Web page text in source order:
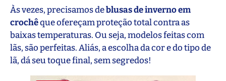
Às vezes, precisamos deblusas de inverno em
crochêque ofereçam proteção total contra as
baixas temperaturas. Ou seja, modelos feitas com
lãs, são perfeitas. Aliás, a escolha da cor e do tipo de
lã, dá seu toque final, sem segredos!